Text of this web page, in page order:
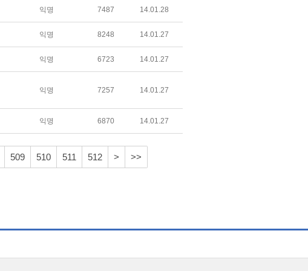
익명 7487 14.01.28
익명 8248 14.01.27
익명 6723 14.01.27
익명 7257 14.01.27
익명 6870 14.01.27
509 510 511 512 > >>